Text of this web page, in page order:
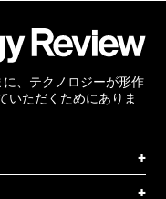
に、テクノロジーが形作
いただくためにありま
+
+